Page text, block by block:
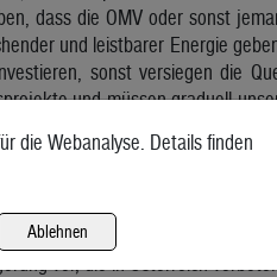
dass die OMV oder sonst
und leistbarer Energie
sonst versiegen die
und müssen graduell
die OMV ihre Emissionen? Klar,
es ein Portfolio von
den Einsatz von Bio-
Energieproduktion kein Öl und
sind gewisse
vor, die in Österreich
die Webanalyse. Details finden
Ablehnen